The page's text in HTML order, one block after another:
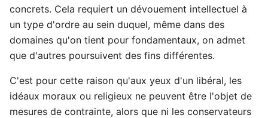
concrets. Cela requiert un dévouement intellectuel à
un type d'ordre au sein duquel, même dans des
domaines qu'on tient pour fondamentaux, on admet
que d'autres poursuivent des fins différentes.
C'est pour cette raison qu'aux yeux d'un libéral, les
idéaux moraux ou religieux ne peuvent être l'objet de
mesures de contrainte, alors que ni les conservateurs